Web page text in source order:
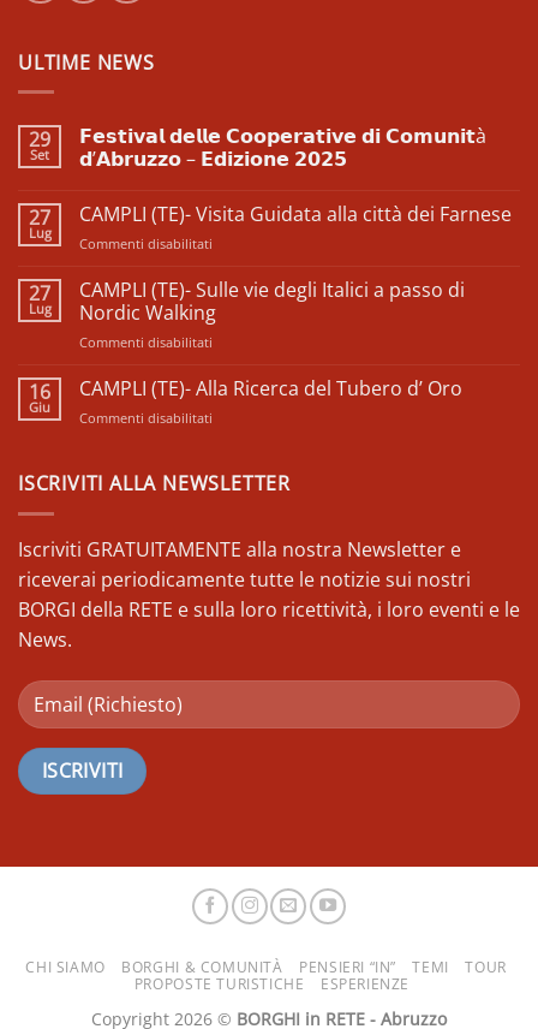
ULTIME NEWS
29
Set
𝗙𝗲𝘀𝘁𝗶𝘃𝗮𝗹 𝗱𝗲𝗹𝗹𝗲 𝗖𝗼𝗼𝗽𝗲𝗿𝗮𝘁𝗶𝘃𝗲 𝗱𝗶 𝗖𝗼𝗺𝘂𝗻𝗶𝘁à
𝗱’𝗔𝗯𝗿𝘂𝘇𝘇𝗼 – 𝗘𝗱𝗶𝘇𝗶𝗼𝗻𝗲 𝟮𝟬𝟮𝟱
su
𝗱𝗲𝗹𝗹𝗲
𝗖𝗼𝗺𝘂𝗻𝗶𝘁à
𝗱’𝗔𝗯𝗿𝘂𝘇𝘇𝗼
–
𝗘𝗱𝗶𝘇𝗶𝗼𝗻𝗲
27
Lug
CAMPLI (TE)- Visita Guidata alla città dei Farnese
Commenti disabilitati
(TE)-
Guidata
dei
27
Lug
CAMPLI (TE)- Sulle vie degli Italici a passo di
Nordic Walking
Commenti disabilitati
(TE)-
a
Nordic
16
Giu
CAMPLI (TE)- Alla Ricerca del Tubero d’ Oro
Commenti disabilitati
Alla
Tubero
d’
Oro
ISCRIVITI ALLA NEWSLETTER
Iscriviti GRATUITAMENTE alla nostra Newsletter e
riceverai periodicamente tutte le notizie sui nostri
BORGI della RETE e sulla loro ricettività, i loro eventi e le
News.
CHI SIAMO BORGHI & COMUNITÀ PENSIERI “IN” TEMI
TOUR
PROPOSTE TURISTICHE
ESPERIENZE
Copyright 2026 © BORGHI in RETE - Abruzzo